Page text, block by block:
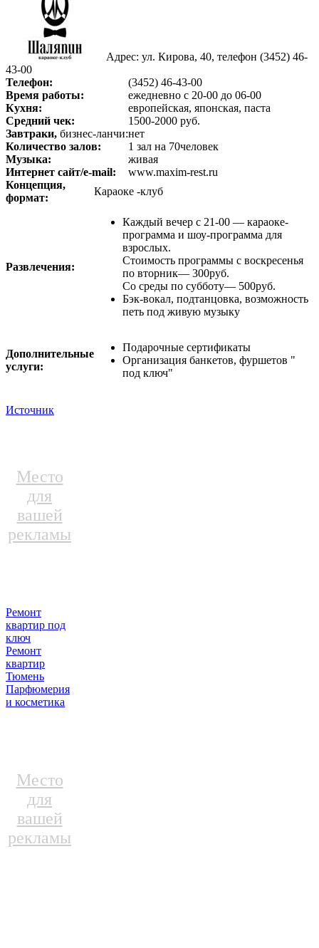
Адрес: ул. Кирова, 40, телефон (3452) 46-
43-00
Телефон:
(3452) 46-43-00
Время работы:
ежедневно с 20-00 до 06-00
Кухня:
европейская, японская, паста
Средний чек:
1500-2000 руб.
Завтраки, бизнес-ланчи:нет
Количество залов:
1 зал на 70человек
Музыка:
живая
Интернет сайт/e-mail:
www.maxim-rest.ru
Концепция,
формат:
Караоке -клуб
Развлечения:
Каждый вечер с 21-00 — караоке-
программа и шоу-программа для
взрослых.
Стоимость программы с воскресенья
по вторник— 300руб.
Со среды по субботу— 500руб.
Бэк-вокал, подтанцовка, возможность
петь под живую музыку
Дополнительные
услуги:
Подарочные сертификаты
Организация банкетов, фуршетов "
под ключ"
Источник
Место
для
вашей
рекламы
Ремонт
квартир под
ключ
Ремонт
квартир
Тюмень
Парфюмерия
и косметика
Место
для
вашей
рекламы